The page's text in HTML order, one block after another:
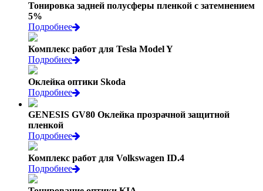
Тонировка задней полусферы пленкой с затемнением
5%
Подробнее
Комплекс работ для Tesla Model Y
Подробнее
Оклейка оптики Skoda
Подробнее
GENESIS GV80 Оклейка прозрачной защитной
пленкой
Подробнее
Комплекс работ для Volkswagen ID.4
Подробнее